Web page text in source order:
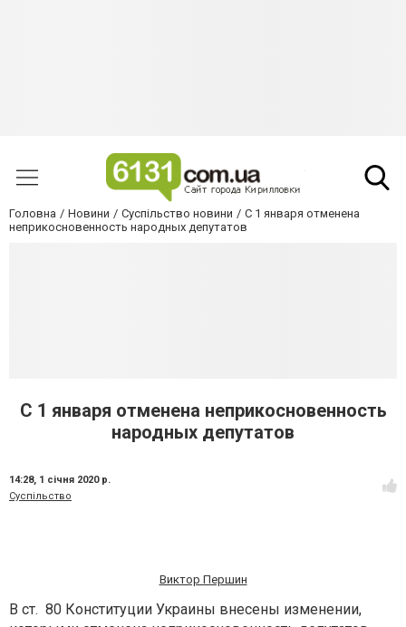
Головна Новини Суспільство новини
С 1 января отменена
неприкосновенность народных депутатов
С 1 января отменена неприкосновенность
народных депутатов
14:28, 1 січня 2020 р.
Суспільство
Виктор Першин
В ст. 80 Конституции Украины внесены изменении,